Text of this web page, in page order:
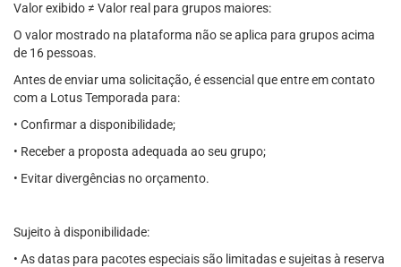
Valor exibido ≠ Valor real para grupos maiores:
O valor mostrado na plataforma não se aplica para grupos acima
de 16 pessoas.
Antes de enviar uma solicitação, é essencial que entre em contato
com a Lotus Temporada para:
• Confirmar a disponibilidade;
• Receber a proposta adequada ao seu grupo;
• Evitar divergências no orçamento.
Sujeito à disponibilidade:
• As datas para pacotes especiais são limitadas e sujeitas à reserva